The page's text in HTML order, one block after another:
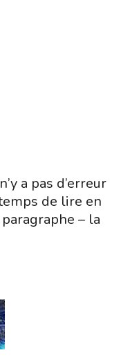
a pas d’erreur
de lire en
– la